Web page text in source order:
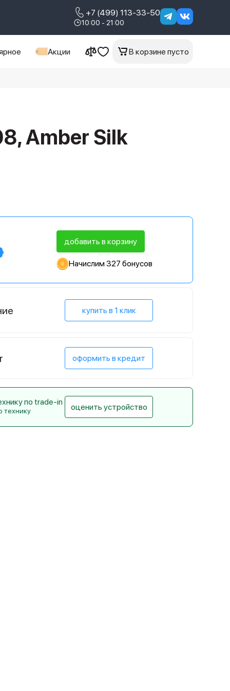
+7 (499) 113-33-50
10:00 - 21:00
Акции В корзине пусто
Amber Silk
добавить в корзину
Начислим 327 бонусов
купить в 1 клик
оформить в кредит
по trade-in
технику оценить устройство